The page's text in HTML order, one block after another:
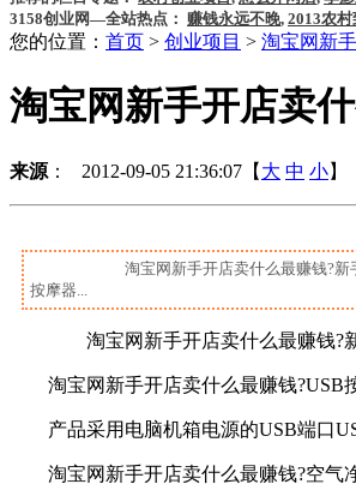
3158创业网—全站热点： 赚钱永远不晚, 2013农村
您的位置： 首页 > 创业项目 > 淘宝网新
淘宝网新手开店卖
来源 ： 2012-09-05 21:36:07【 大 中 小
淘宝网新手开店卖什么最赚钱?新手开
按摩器...
淘宝网新手开店卖什么最赚钱?新手
淘宝网新手开店卖什么最赚钱?USB
产品采用电脑机箱电源的USB端口
淘宝网新手开店卖什么最赚钱?空气